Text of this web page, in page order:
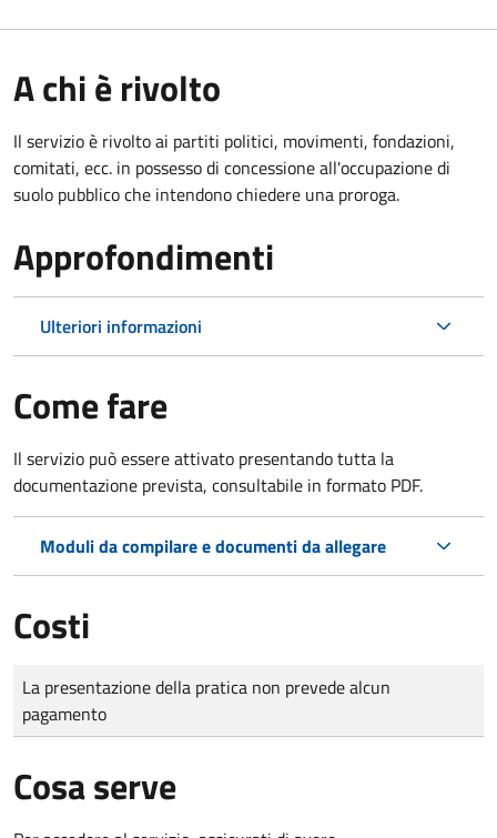
A chi è rivolto
Il servizio è rivolto ai partiti politici, movimenti, fondazioni,
comitati, ecc. in possesso di concessione all'occupazione di
suolo pubblico che intendono chiedere una proroga.
Approfondimenti
Ulteriori informazioni
Come fare
Il servizio può essere attivato presentando tutta la
documentazione prevista, consultabile in formato PDF.
Moduli da compilare e documenti da allegare
Costi
Tipo di pagamento
Importo
La presentazione della pratica non prevede alcun
pagamento
Cosa serve